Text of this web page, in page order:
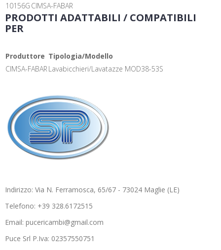
10156G CIMSA-FABAR
PRODOTTI ADATTABILI / COMPATIBILI
PER
Produttore Tipologia/Modello
CIMSA-FABAR Lavabicchieri/Lavatazze MOD38-53S
Indirizzo: Via N. Ferramosca, 65/67 - 73024 Maglie (LE)
Telefono: +39 328.6172515
Email: pucericambi@gmail.com
Puce Srl P.Iva: 02357550751